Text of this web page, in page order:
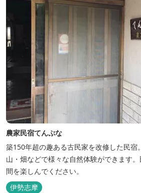
農家民宿てんぷな
築150年超の趣ある古民家を改修した民宿
山・畑などで様々な自然体験ができます
間を楽しんでください。
伊勢志摩